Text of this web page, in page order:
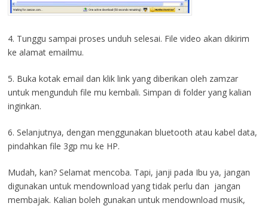
4. Tunggu sampai proses unduh selesai. File video akan dikirim
ke alamat emailmu.
5. Buka kotak email dan klik link yang diberikan oleh zamzar
untuk mengunduh file mu kembali. Simpan di folder yang kalian
inginkan.
6. Selanjutnya, dengan menggunakan bluetooth atau kabel data,
pindahkan file 3gp mu ke HP.
Mudah, kan? Selamat mencoba. Tapi, janji pada Ibu ya, jangan
digunakan untuk mendownload yang tidak perlu dan jangan
membajak. Kalian boleh gunakan untuk mendownload musik,